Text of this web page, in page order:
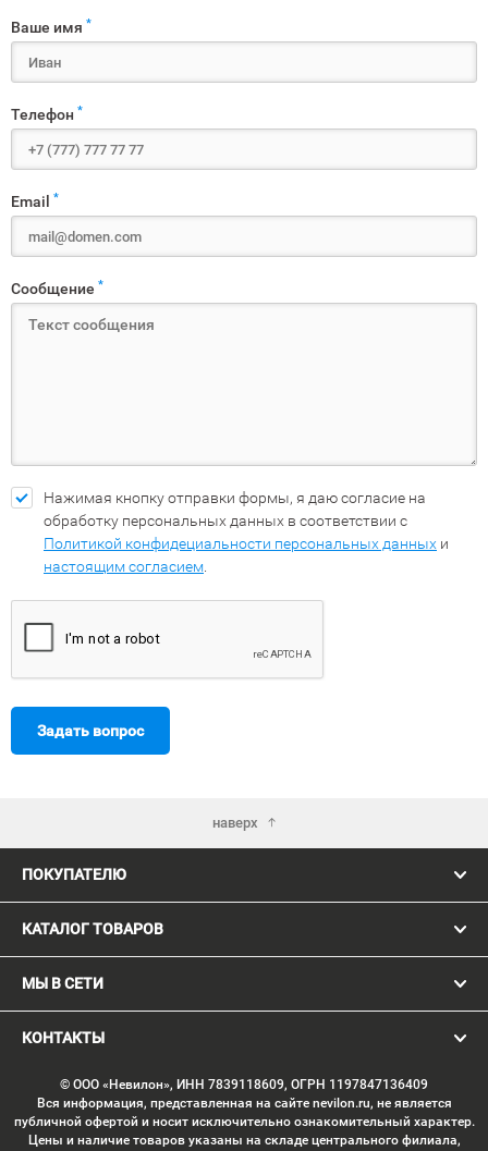
Ваше имя *
Телефон *
Email *
Сообщение *
Нажимая кнопку отправки формы, я даю согласие на
обработку персональных данных в соответствии с
Политикой конфидециальности персональных данных и
настоящим согласием
Задать вопрос
наверх
ПОКУПАТЕЛЮ
КАТАЛОГ ТОВАРОВ
МЫ В СЕТИ
КОНТАКТЫ
© ООО «Невилон», ИНН 7839118609, ОГРН 1197847136409
Вся информация, представленная на сайте nevilon.ru, не является
публичной офертой и носит исключительно ознакомительный характер.
Цены и наличие товаров указаны на складе центрального филиала,